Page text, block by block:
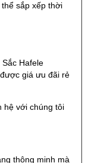
sắp xếp thời
Hafele
giá ưu đãi rẻ
hệ với chúng tôi
thông minh mà